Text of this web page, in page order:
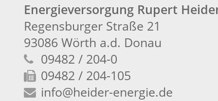
Energieversorgung Rupert
Regensburger Straße 21
93086 Wörth a.d. Donau
09482 / 204-0
09482 / 204-105
info@heider-energie.de